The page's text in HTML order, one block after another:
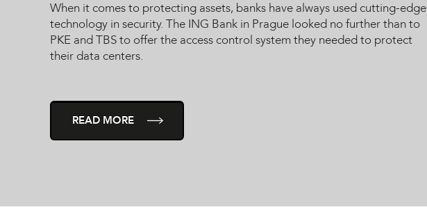
When it comes to protecting assets, banks have always used cutting-edge
technology in security. The ING Bank in Prague looked no further than to
PKE and TBS to offer the access control system they needed to protect
their data centers.
READ MORE